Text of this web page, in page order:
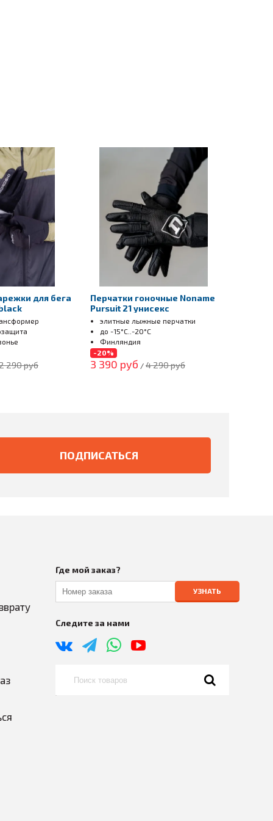
для бега
290 руб
Перчатки гоночные Noname
Pursuit 21 унисекс
элитные лыжные перчатки
до -15°С..-20°С
Финляндия
-20%
3 390 руб / 4 290 руб
Где мой заказ?
УЗНАТЬ
Следите за нами